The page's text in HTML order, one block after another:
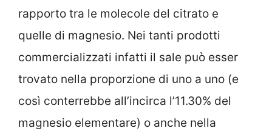
rapporto tra le molecole del citrato e
quelle di magnesio. Nei tanti prodotti
commercializzati infatti il sale può esser
trovato nella proporzione di uno a uno (e
così conterrebbe all’incirca l’11.30% del
magnesio elementare) o anche nella